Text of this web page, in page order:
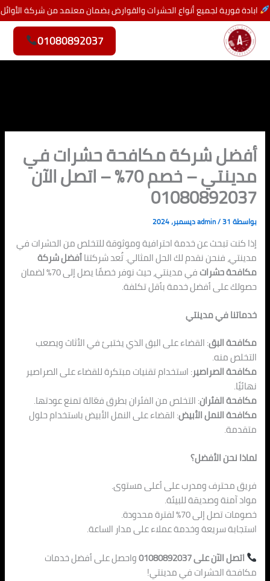
تخطي
إلى
المحتوى
ابادة فورية لجميع أنواع الحشرات والقوارض بضمان معتمد من شركة الأوائل
01080892037
أفضل شركة مكافحة حشرات في
مدينتي – خصم 70% – اتصل الآن
01080892037
بواسطة admin/31 ديسمبر، 2024
إذا كنت تبحث عن خدمة احترافية وموثوقة للتخلص من الحشرات في
مدينتي، فنحن نقدم لك الحل المثالي. تُعد شركتناأفضل شركة
مكافحة حشرات
في مدينتي، حيث نوفر خصمًا يصل إلى 70% لضمان
حصولك على أفضل خدمة بأقل تكلفة.
خدماتنا في مدينتي
مكافحة البق: القضاء على البق الذي يختبئ في الأثاث ويصعب
التخلص منه.
مكافحة الصراصير: استخدام تقنيات مبتكرة للقضاء على الصراصير
نهائيًا.
مكافحة الفئران: التخلص من الفئران بطرق فعّالة تمنع عودتها.
مكافحة النمل الأبيض: القضاء على النمل الأبيض باستخدام حلول
متقدمة.
لماذا نحن الأفضل؟
فريق محترف ومدرب على أعلى مستوى.
مواد آمنة وصديقة للبيئة.
خصومات تصل إلى 70% لفترة محدودة.
استجابة سريعة وخدمة عملاء على مدار الساعة.
اتصل الآن على 01080892037
واحصل على أفضل خدمات
مكافحة الحشرات في مدينتي!